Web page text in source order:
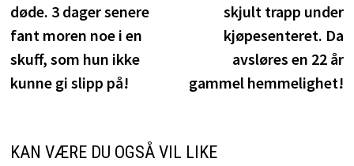
døde. 3 dager senere
fant moren noe i en
skuff, som hun ikke
kunne gi slipp på!
skjult trapp under
kjøpesenteret. Da
avsløres en 22 år
gammel hemmelighet!
KAN VÆRE DU OGSÅ VIL LIKE